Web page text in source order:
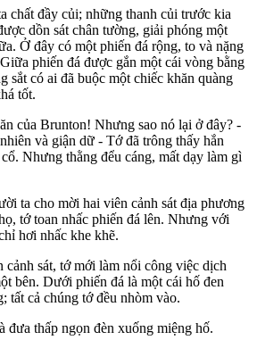
chất đầy củi; những thanh củi trước kia
dồn sát chân tường, giải phóng một
Ở đây có một phiến đá rộng, to và nặng
phiến đá được gắn một cái vòng bằng
sắt có ai đã buộc một chiếc khăn quàng
tốt.
của Brunton! Nhưng sao nó lại ở đây? -
và giận dữ - Tớ đã trông thấy hắn
Nhưng thằng đểu cáng, mất dạy làm gì
ta cho mời hai viên cảnh sát địa phương
tớ toan nhấc phiến đá lên. Nhưng với
hơi nhấc khe khẽ.
sát, tớ mới làm nổi công việc dịch
bên. Dưới phiến đá là một cái hố đen
tất cả chúng tớ đều nhòm vào.
đưa thấp ngọn đèn xuống miệng hố.